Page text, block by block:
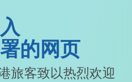
的网页
旅客致以热烈欢迎